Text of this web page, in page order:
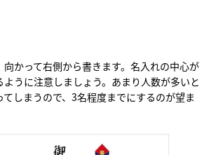
向かって右側から書きます。名入れの中心が
うに注意しましょう。あまり人数が多いと
しまうので、3名程度までにするのが望ま